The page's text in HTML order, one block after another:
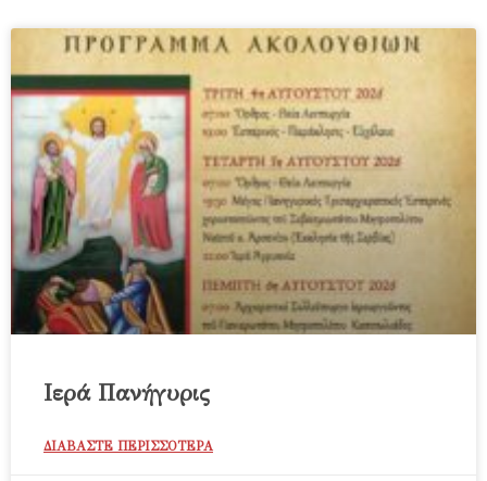
Ιερά Πανήγυρις
ΔΙΑΒΑΣΤΕ ΠΕΡΙΣΣΟΤΕΡΑ